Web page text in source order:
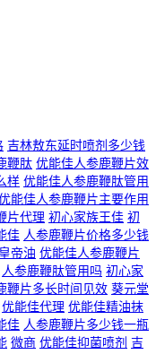
吉林敖东延时喷剂多少钱
鞭肽 优能佳人参鹿鞭片效
样 优能佳人参鹿鞭肽管用
能佳人参鹿鞭片主要作用
片代理 初心家族王佳 初
佳 人参鹿鞭片价格多少钱
皇帝油 优能佳人参鹿鞭片
人参鹿鞭肽管用吗 初心家
鞭片多长时间见效 葵元堂
优能佳代理 优能佳精油抹
佳 人参鹿鞭片多少钱一瓶
微商 优能佳抑菌喷剂 吉